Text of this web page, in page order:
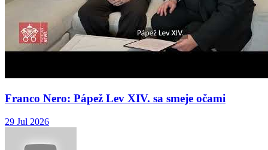
Franco Nero: Pápež Lev XIV. sa smeje očami
29 Jul 2026